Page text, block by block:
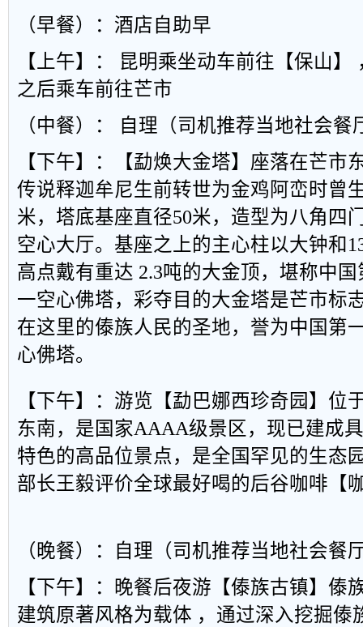
（早餐）：酒店自助早
【上午】： 昆明乘坐动车前往【保山
之后乘车前往芒市
（中餐）： 自理（司机推荐当地社会餐
【下午】：【勐焕大金塔】座落在芒市
传说释迦牟尼生前转世为金鸡阿峦时曾
米，塔底基座直径50米，造型为八角四
空心大厅。基座之上的主心柱以大钟和
高点戴有重达 2.3吨的大金顶，堪称中
一空心佛塔，彩夺目的大金塔是芒市标
在这里的傣族人民的圣地，誉为中国第
心佛塔。
【下午】：游览【勐巴娜西珍奇园】位
东南，是国家AAAA级景区，现已建成
特色的高品位景点，是全国罕见的生态
部长王毅评价全球最好喝的后谷咖啡【
（晚餐）：自理（司机推荐当地社会餐
【下午】：晚餐后夜游【傣族古镇】傣
建筑原著风格为载体 ，通过深入挖掘傣